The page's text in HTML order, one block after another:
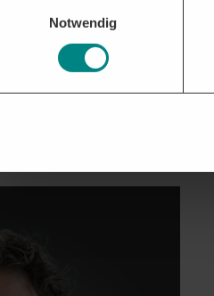
Notwendig
. Eigene Suchfilter versorgen